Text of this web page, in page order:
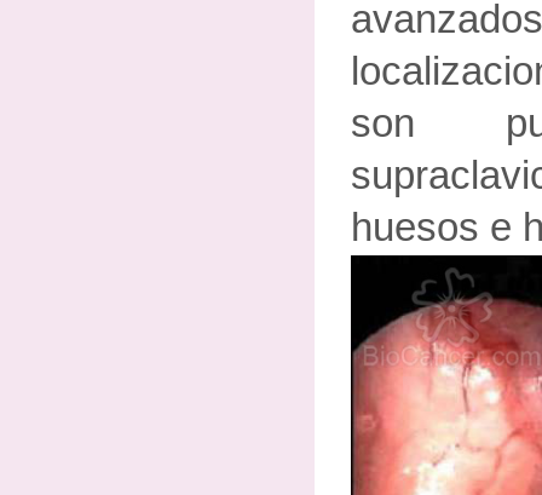
son
huesos e